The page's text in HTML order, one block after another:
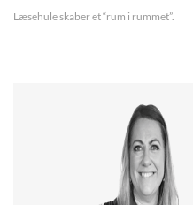
Læsehule skaber et “rum i rummet”.